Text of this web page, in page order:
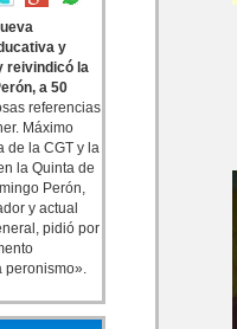
y
reivindicó la
a 50
referencias
Máximo
de la CGT y la
la Quinta de
Perón,
y actual
pidió por
peronismo».